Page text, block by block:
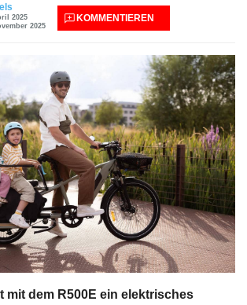
2025
2025
KOMMENTIEREN
mit dem R500E ein elektrisches